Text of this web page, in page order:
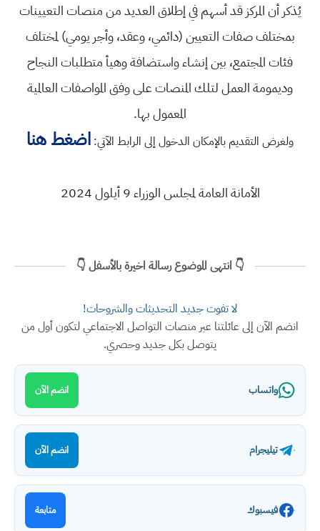
يُذكر أن المركز قد أسهم في إطلاق العديد من منصات التعيينات
بمختلف صفات التعيين (دائمي، وعقد، وأجر يومي) لمختلف
فئات المجتمع، بين إنشاء واستضافة وهيأ متطلبات النجاح
وديمومة العمل لتلك المنصات على وفق المواصفات العالمية
المعمول بها.
ولغرض التقديم بالإمكان الدخول إلى الرابط الآتي: اضغط هنا
الأمانة العامة لمجلس الوزراء 9 أيلول 2024
👇 انتهى الموضوع رسالة اخيرة بالأسفل 👇
لا تفوت جديد التحديثات والشروحات!
انضم الآن إلى عائلتنا عبر منصات التواصل الاجتماعي لتكون أول من
يتوصل بكل جديد وحصري.
واتساب انضم الآن
تيليجرام انضم الآن
فيسبوك متابعة